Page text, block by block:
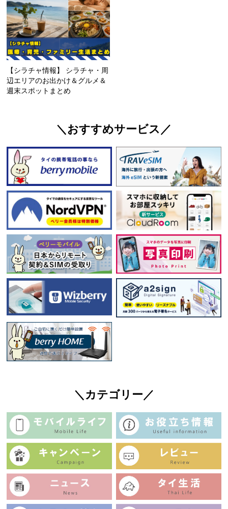
【シラチャ情報】 シラチャ・周
辺エリアのお出かけ＆グルメ＆
週末スポットまとめ
＼おすすめサービス／
＼カテゴリー／